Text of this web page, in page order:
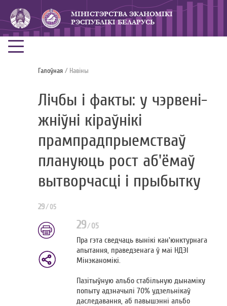
МIНICТЭРСТВА ЭКАНОМIКI
РЭСПУБЛIКI БЕЛАРУСЬ
Галоўная / Навiны
Лічбы і факты: у чэрвені-
жніўні кіраўнікі
прампрадпрыемстваў
плануюць рост аб'ёмаў
вытворчасці і прыбытку
29/ 05
29/05
Пра гэта сведчаць вынікі кан'юнктурнага
апытання, праведзенага ў маі НДЭІ
Мінэканомікі.
Пазітыўную альбо стабільную дынаміку
попыту адзначылі 70% удзельнікаў
даследавання, аб павышэнні альбо